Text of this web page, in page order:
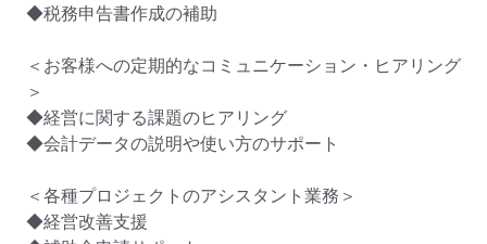
◆税務申告書作成の補助
＜お客様への定期的なコミュニケーション・ヒアリング
＞
◆経営に関する課題のヒアリング
◆会計データの説明や使い方のサポート
＜各種プロジェクトのアシスタント業務＞
◆経営改善支援